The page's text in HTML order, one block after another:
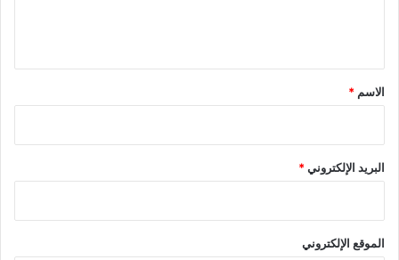
*
الاسم *
البريد الإلكتروني*
الموقع الإلكتروني